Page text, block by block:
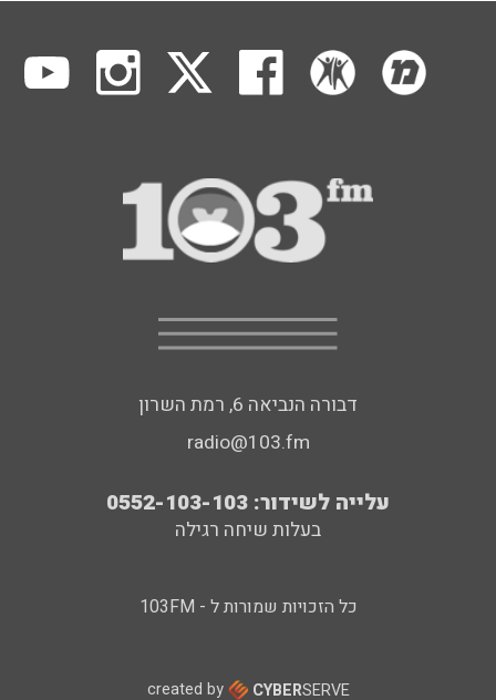
דבורה הנביאה 6, רמת השרון
radio@103.fm
עלייה לשידור: 0552-103-103
בעלות שיחה רגילה
כל הזכויות שמורות ל - 103FM
created by CYBERSERVE